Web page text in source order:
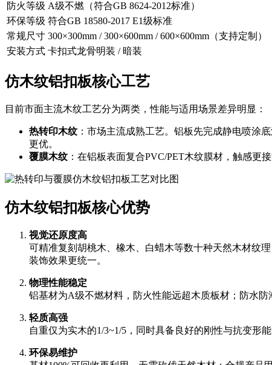
防火等级 A级不燃（符合GB 8624-2012标准）
环保等级 符合GB 18580-2017 E1级标准
常规尺寸 300×300mm / 300×600mm / 600×600mm（支持定制）
安装方式 卡扣式龙骨明装 / 暗装
仿木纹铝扣板核心工艺
目前市面主流木纹工艺分为两类，性能与适用场景差异明显：
热转印木纹：市场主流成熟工艺。铝板先完成静电喷涂
更优。
覆膜木纹：在铝板表面复合PVC/PET木纹膜材，触感更
仿木纹铝扣板核心优势
视觉还原度高
可精准复刻胡桃木、橡木、白蜡木等数十种天然木材纹
装饰效果更统一。
物理性能稳定
铝基材为A级不燃材料，防火性能远超木质板材；防水
轻质高强
自重仅为实木的1/3~1/5，同时具备良好的刚性与抗变形
环保易维护